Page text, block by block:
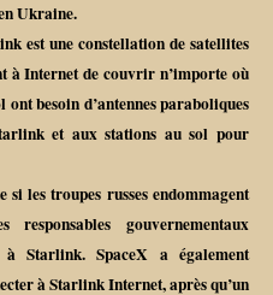
Ukraine.
est une constellation de satellites
à Internet de couvrir n’importe où
besoin d’antennes paraboliques
et aux stations au sol pour
les troupes russes endommagent
gouvernementaux
Starlink. SpaceX a également
à Starlink Internet, après qu’un